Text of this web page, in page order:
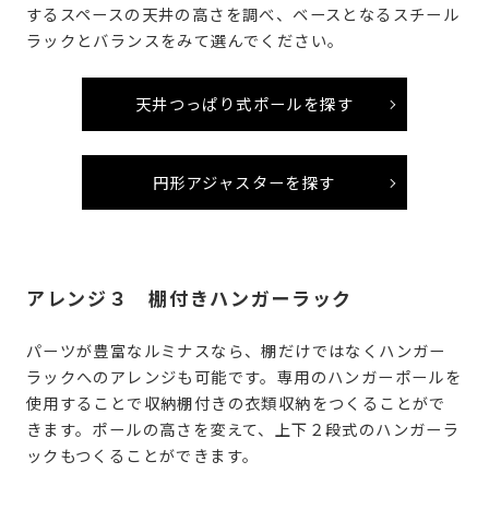
するスペースの天井の高さを調べ、ベースとなるスチール
ラックとバランスをみて選んでください。
天井つっぱり式ポールを探す
円形アジャスターを探す
アレンジ３ 棚付きハンガーラック
パーツが豊富なルミナスなら、棚だけではなくハンガー
ラックへのアレンジも可能です。専用のハンガーポールを
使用することで収納棚付きの衣類収納をつくることがで
きます。ポールの高さを変えて、上下２段式のハンガーラ
ックもつくることができます。